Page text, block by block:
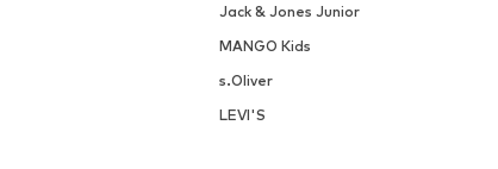
Jack & Jones Junior
MANGO Kids
s.Oliver
LEVI'S